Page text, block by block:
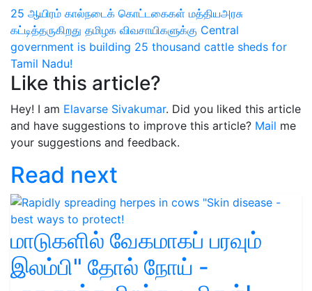
25 ஆயிரம் கால்நடைக் கொட்டகைகள் மத்தியஅரசு
கட்டித்தருகிறது தமிழக விவசாயிகளுக்கு Central
government is building 25 thousand cattle sheds for
Tamil Nadu!
Like this article?
Hey! I am Elavarse Sivakumar. Did you liked this article
and have suggestions to improve this article? Mail me
your suggestions and feedback.
Read next
மாடுகளில் வேகமாகப் பரவும்
இலம்பி" தோல் நோய் -